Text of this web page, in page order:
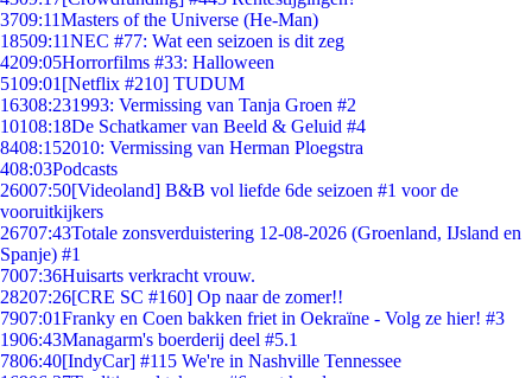
3709:11Masters of the Universe (He-Man)
18509:11NEC #77: Wat een seizoen is dit zeg
4209:05Horrorfilms #33: Halloween
5109:01 [Netflix #210] TUDUM
16308:231993: Vermissing van Tanja Groen #2
10108:18De Schatkamer van Beeld & Geluid #4
8408:152010: Vermissing van Herman Ploegstra
408:03Podcasts
26007:50[Videoland] B&B vol liefde 6de seizoen #1 voor de
vooruitkijkers
26707:43Totale zonsverduistering 12-08-2026 (Groenland, IJsland en
Spanje) #1
7007:36Huisarts verkracht vrouw.
28207:26[CRE SC #160] Op naar de zomer!!
7907:01Franky en Coen bakken friet in Oekraïne - Volg ze hier! #3
1906:43Managarm's boerderij deel #5.1
7806:40[IndyCar] #115 We're in Nashville Tennessee